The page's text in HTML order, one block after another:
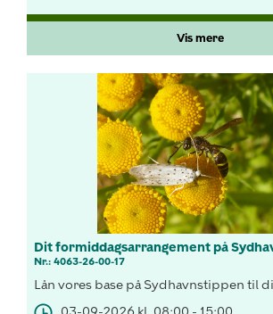
Vis mere
Dit formiddagsarrangement på
Nr.: 4063-26-00-17
Lån vores base på Sydhavnstippen til